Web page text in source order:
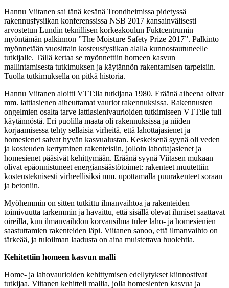
Hannu Viitanen sai tänä kesänä Trondheimissa pidetyssä
rakennusfysiikan konferenssissa NSB 2017 kansainvälisesti
arvostetun Lundin teknillisen korkeakoulun Fuktcentrumin
myöntämän palkinnon ”The Moisture Safety Prize 2017”. Palkinto
myönnetään vuosittain kosteusfysiikan alalla kunnostautuneelle
tutkijalle. Tällä kertaa se myönnettiin homeen kasvun
mallintamisesta tutkimuksen ja käytännön rakentamisen tarpeisiin.
Tuolla tutkimuksella on pitkä historia.
Hannu Viitanen aloitti VTT:lla tutkijana 1980. Eräänä aiheena olivat
mm. lattiasienen aiheuttamat vauriot rakennuksissa. Rakennusten
ongelmien osalta tarve lattiasienivaurioiden tutkimiseen VTT:lle tuli
käytännöstä. Eri puolilla maata oli rakennuksissa ja niiden
korjaamisessa tehty sellaisia virheitä, että lahottajasienet ja
homesienet saivat hyvän kasvualustan. Keskeisenä syynä oli veden
ja kosteuden kertyminen rakenteisiin, jolloin lahottajasienet ja
homesienet pääsivät kehittymään. Eräänä syynä Viitasen mukaan
olivat epäonnistuneet energiansäästötoimet: rakenteet muutettiin
kosteusteknisesti virheellisiksi mm. upottamalla puurakenteet soraan
ja betoniin.
Myöhemmin on sitten tutkittu ilmanvaihtoa ja rakenteiden
toimivuutta tarkemmin ja havaittu, että sisällä olevat ihmiset saattavat
oireilla, kun ilmanvaihdon korvausilma tulee laho- ja homesienien
saastuttamien rakenteiden läpi. Viitanen sanoo, että ilmanvaihto on
tärkeää, ja tuloilman laadusta on aina muistettava huolehtia.
Kehitettiin homeen kasvun malli
Home- ja lahovaurioiden kehittymisen edellytykset kiinnostivat
tutkijaa. Viitanen kehitteli mallia, jolla homesienten kasvua ja